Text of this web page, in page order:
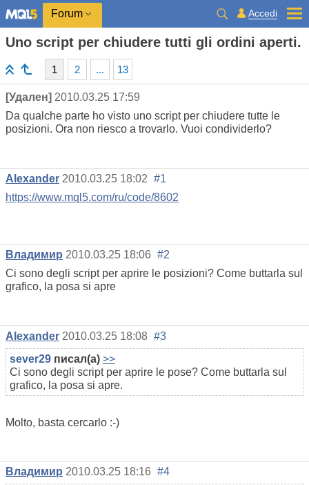
Forum Accedi
Uno script per chiudere tutti gli ordini aperti.
1 2 ... 13
[Удален] 2010.03.25 17:59
Da qualche parte ho visto uno script per chiudere tutte le
posizioni. Ora non riesco a trovarlo. Vuoi condividerlo?
Alexander 2010.03.25 18:02 #1
https://www.mql5.com/ru/code/8602
Владимир 2010.03.25 18:06 #2
Ci sono degli script per aprire le posizioni? Come buttarla sul
grafico, la posa si apre
Alexander 2010.03.25 18:08 #3
sever29 писал(а) >>
Ci sono degli script per aprire le pose? Come buttarla sul
grafico, la posa si apre.
Molto, basta cercarlo :-)
Владимир 2010.03.25 18:16 #4